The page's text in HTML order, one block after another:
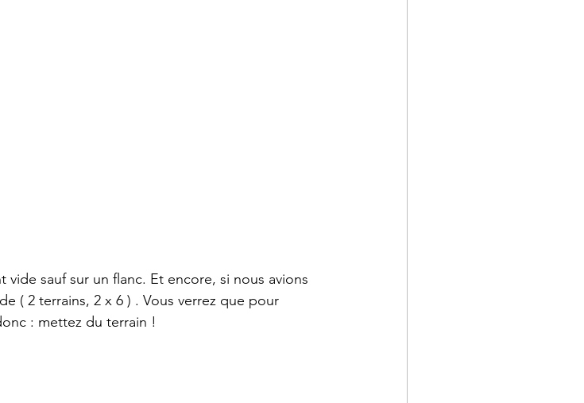
sauf sur un flanc. Et encore, si nous avions
( 2 terrains, 2 x 6 ) . Vous verrez que pour
: mettez du terrain !